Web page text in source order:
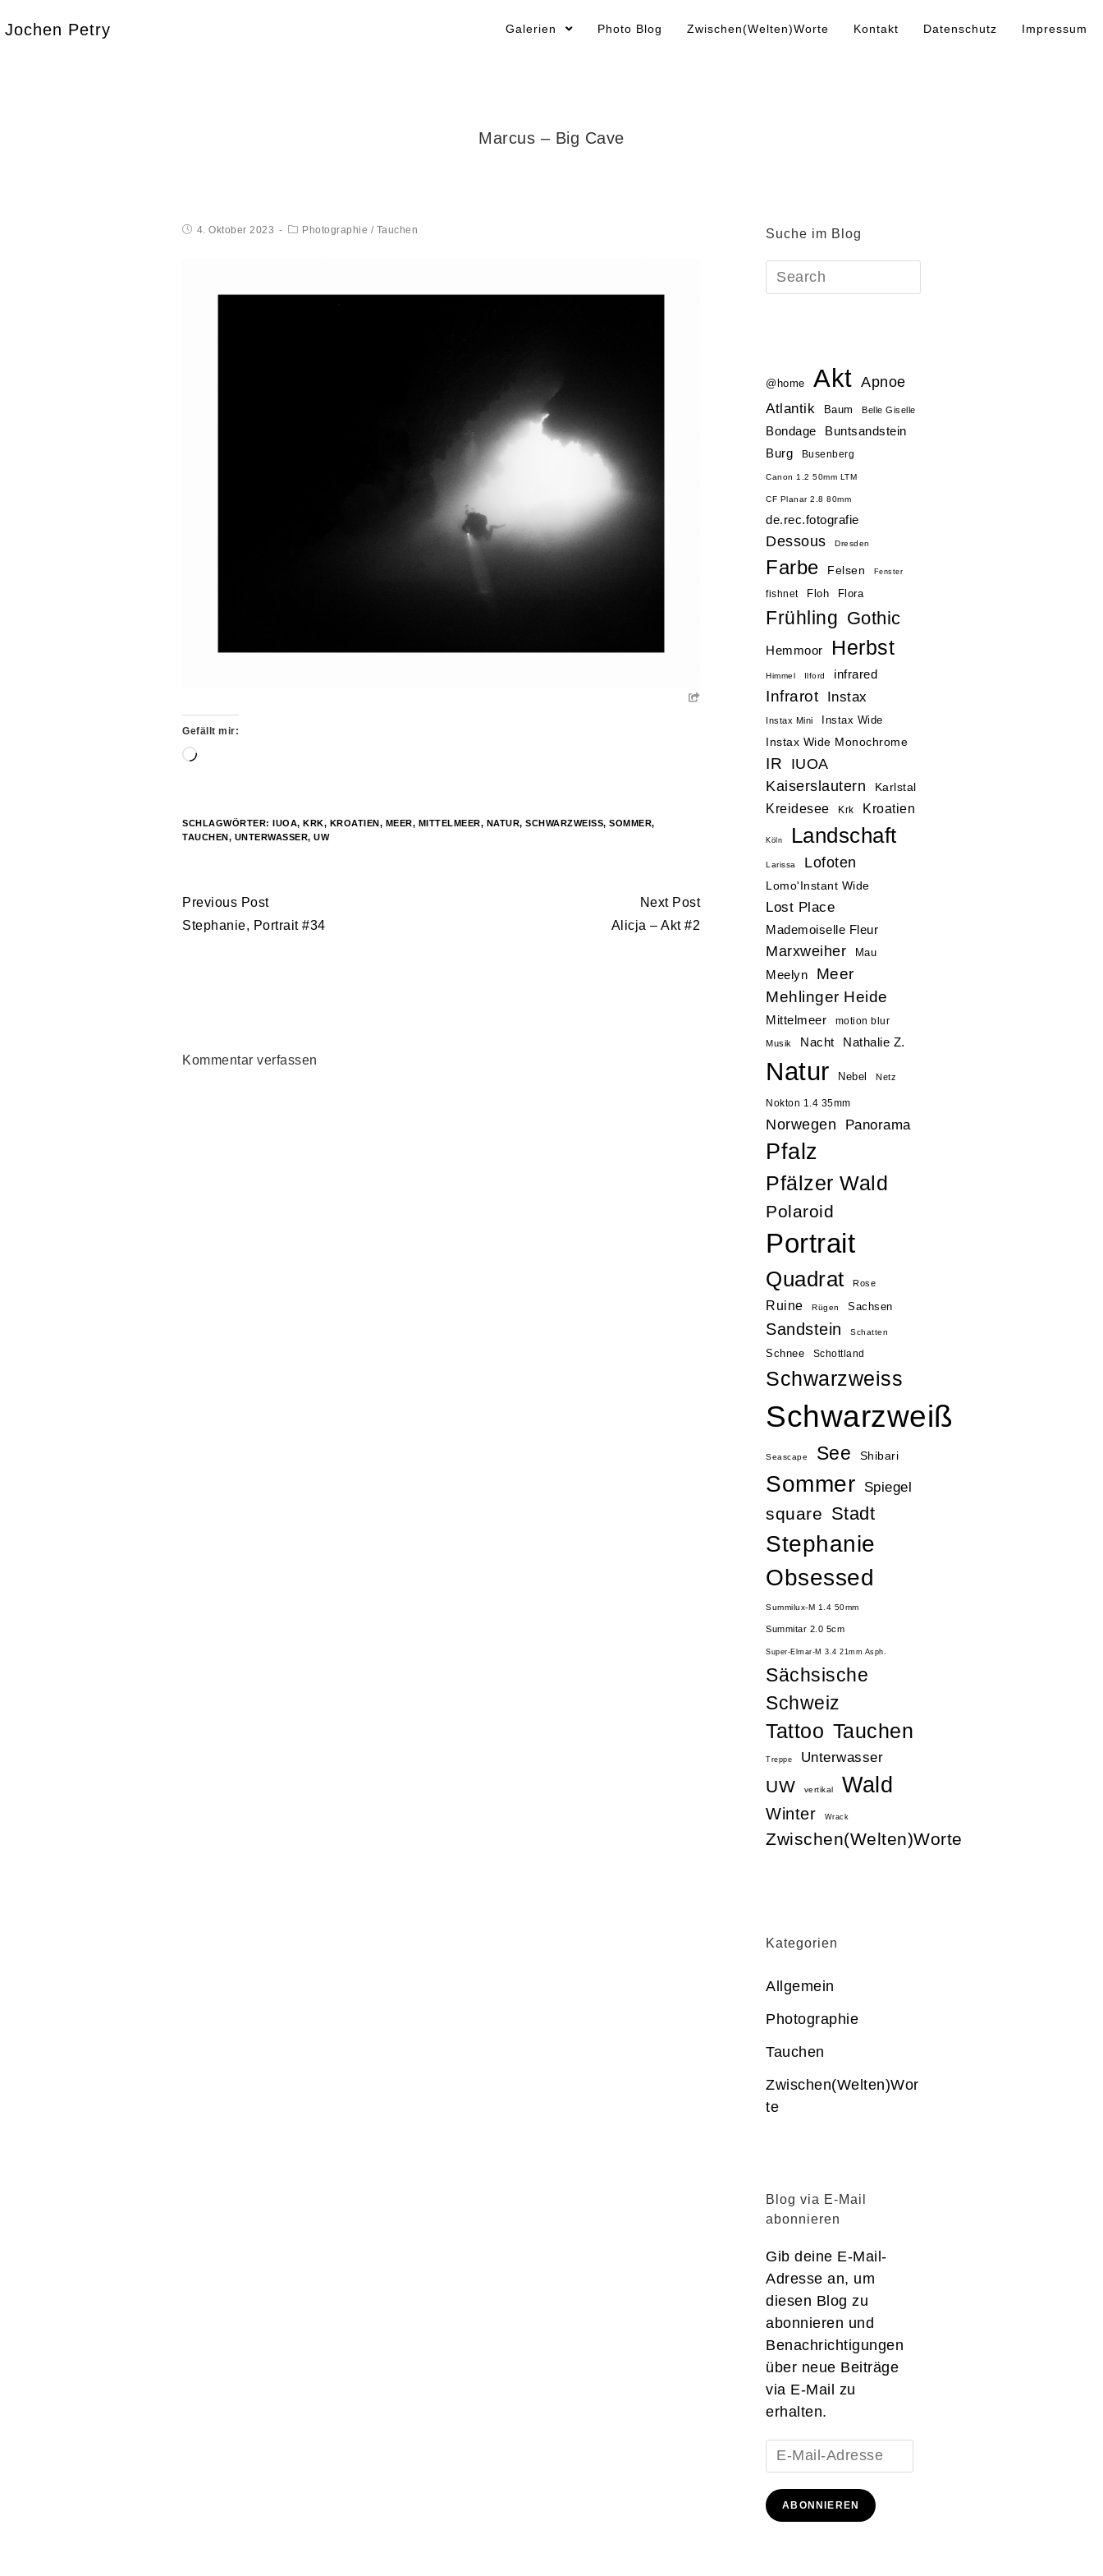
Jochen Petry Galerien Photo Blog Zwischen(Welten)Worte Kontakt Datenschutz Impressum
Marcus – Big Cave
4. Oktober 2023 Photographie / Tauchen
Gefällt mir:
Wird
SCHLAGWÖRTER: IUOA, KRK, KROATIEN, MEER, MITTELMEER, NATUR, SCHWARZWEISS , SOMMER,
TAUCHEN, UNTERWASSER, UW
Continue
Reading
Previous Post
Stephanie, Portrait #34
Next Post
Alicja – Akt #2
Kommentar verfassen
Suche im Blog
@home Akt Apnoe
Atlantik Baum Belle Giselle
Bondage Buntsandstein
Burg Busenberg
Canon 1.2 50mm LTM
CF Planar 2.8 80mm
de.rec.fotografie
Dessous Dresden
Farbe Felsen Fenster
fishnet Floh Flora
Frühling Gothic
Hemmoor Herbst
Himmel Ilford infrared
Infrarot Instax
Instax Mini
Instax Wide
Instax Wide Monochrome
IR
IUOA
Kaiserslautern
Karlstal
Kreidesee Krk Kroatien
Köln Landschaft
Larissa Lofoten
Lomo'Instant Wide
Lost Place
Mademoiselle Fleur
Marxweiher Mau
Meelyn
Meer
Mehlinger Heide
Mittelmeer motion blur
Musik Nacht Nathalie Z.
Natur Nebel Netz
Nokton 1.4 35mm
Norwegen Panorama
Pfalz
Pfälzer Wald
Polaroid
Portrait
Quadrat Rose
Ruine Rügen Sachsen
Sandstein Schatten
Schnee Schottland
Schwarzweiss
Schwarzweiß
Seascape See Shibari
Sommer Spiegel
square Stadt
Stephanie
Obsessed
Summilux-M 1.4 50mm
Summitar 2.0 5cm
Super-Elmar-M 3.4 21mm Asph.
Sächsische
Schweiz
Tattoo Tauchen
Treppe Unterwasser
UW vertikal Wald
Winter Wrack
Zwischen(Welten)Worte
Kategorien
Allgemein
Photographie
Tauchen
Zwischen(Welten)Wor
te
Blog via E-Mail
abonnieren
Gib deine E-Mail-
Adresse an, um
diesen Blog zu
abonnieren und
Benachrichtigungen
über neue Beiträge
via E-Mail zu
erhalten.
E-
Mail-
Adresse
ABONNIEREN